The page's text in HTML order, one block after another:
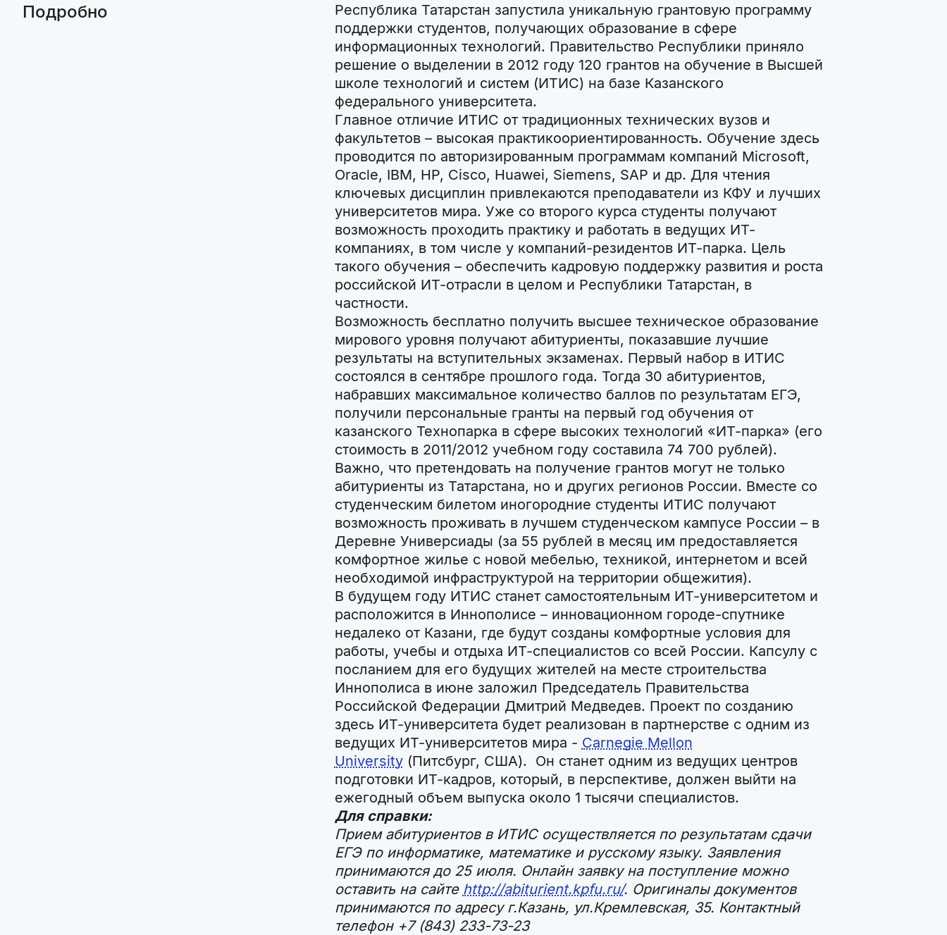
Подробно
Республика Татарстан запустила уникальную грантовую программу
поддержки студентов, получающих образование в сфере
информационных технологий. Правительство Республики приняло
решение о выделении в 2012 году 120 грантов на обучение в Высшей
школе технологий и систем (ИТИС) на базе Казанского
федерального университета.
Главное отличие ИТИС от традиционных технических вузов и
факультетов – высокая практикоориентированность. Обучение здесь
проводится по авторизированным программам компаний Microsoft,
Oracle, IBM, HP, Cisco, Huawei, Siemens, SAP и др. Для чтения
ключевых дисциплин привлекаются преподаватели из КФУ и лучших
университетов мира. Уже со второго курса студенты получают
возможность проходить практику и работать в ведущих ИТ-
компаниях, в том числе у компаний-резидентов ИТ-парка. Цель
такого обучения – обеспечить кадровую поддержку развития и роста
российской ИТ-отрасли в целом и Республики Татарстан, в
частности.
Возможность бесплатно получить высшее техническое образование
мирового уровня получают абитуриенты, показавшие лучшие
результаты на вступительных экзаменах. Первый набор в ИТИС
состоялся в сентябре прошлого года. Тогда 30 абитуриентов,
набравших максимальное количество баллов по результатам ЕГЭ,
получили персональные гранты на первый год обучения от
казанского Технопарка в сфере высоких технологий «ИТ-парка» (его
стоимость в 2011/2012 учебном году составила 74 700 рублей).
Важно, что претендовать на получение грантов могут не только
абитуриенты из Татарстана, но и других регионов России. Вместе со
студенческим билетом иногородние студенты ИТИС получают
возможность проживать в лучшем студенческом кампусе России – в
Деревне Универсиады (за 55 рублей в месяц им предоставляется
комфортное жилье с новой мебелью, техникой, интернетом и всей
необходимой инфраструктурой на территории общежития).
В будущем году ИТИС станет самостоятельным ИТ-университетом и
расположится в Иннополисе – инновационном городе-спутнике
недалеко от Казани, где будут созданы комфортные условия для
работы, учебы и отдыха ИТ-специалистов со всей России. Капсулу с
посланием для его будущих жителей на месте строительства
Иннополиса в июне заложил Председатель Правительства
Российской Федерации Дмитрий Медведев. Проект по созданию
здесь ИТ-университета будет реализован в партнерстве с одним из
ведущих ИТ-университетов мира - Carnegie Mellon
University(Питсбург, США). Он станет одним из ведущих центров
подготовки ИТ-кадров, который, в перспективе, должен выйти на
ежегодный объем выпуска около 1 тысячи специалистов.
Для справки:
Прием абитуриентов в ИТИС осуществляется по результатам сдачи
ЕГЭ по информатике, математике и русскому языку. Заявления
принимаются до 25 июля. Онлайн заявку на поступление можно
оставить на сайте http://abiturient.kpfu.ru/. Оригиналы документов
принимаются по адресу г.Казань, ул.Кремлевская, 35. Контактный
телефон +7 (843) 233-73-23